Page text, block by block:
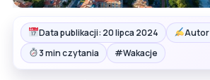
Data publikacji: 20 lipca 2024
3 min czytania
#Wakacje